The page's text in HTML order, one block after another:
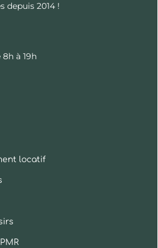
depuis 2014 !
à 19h
locatif